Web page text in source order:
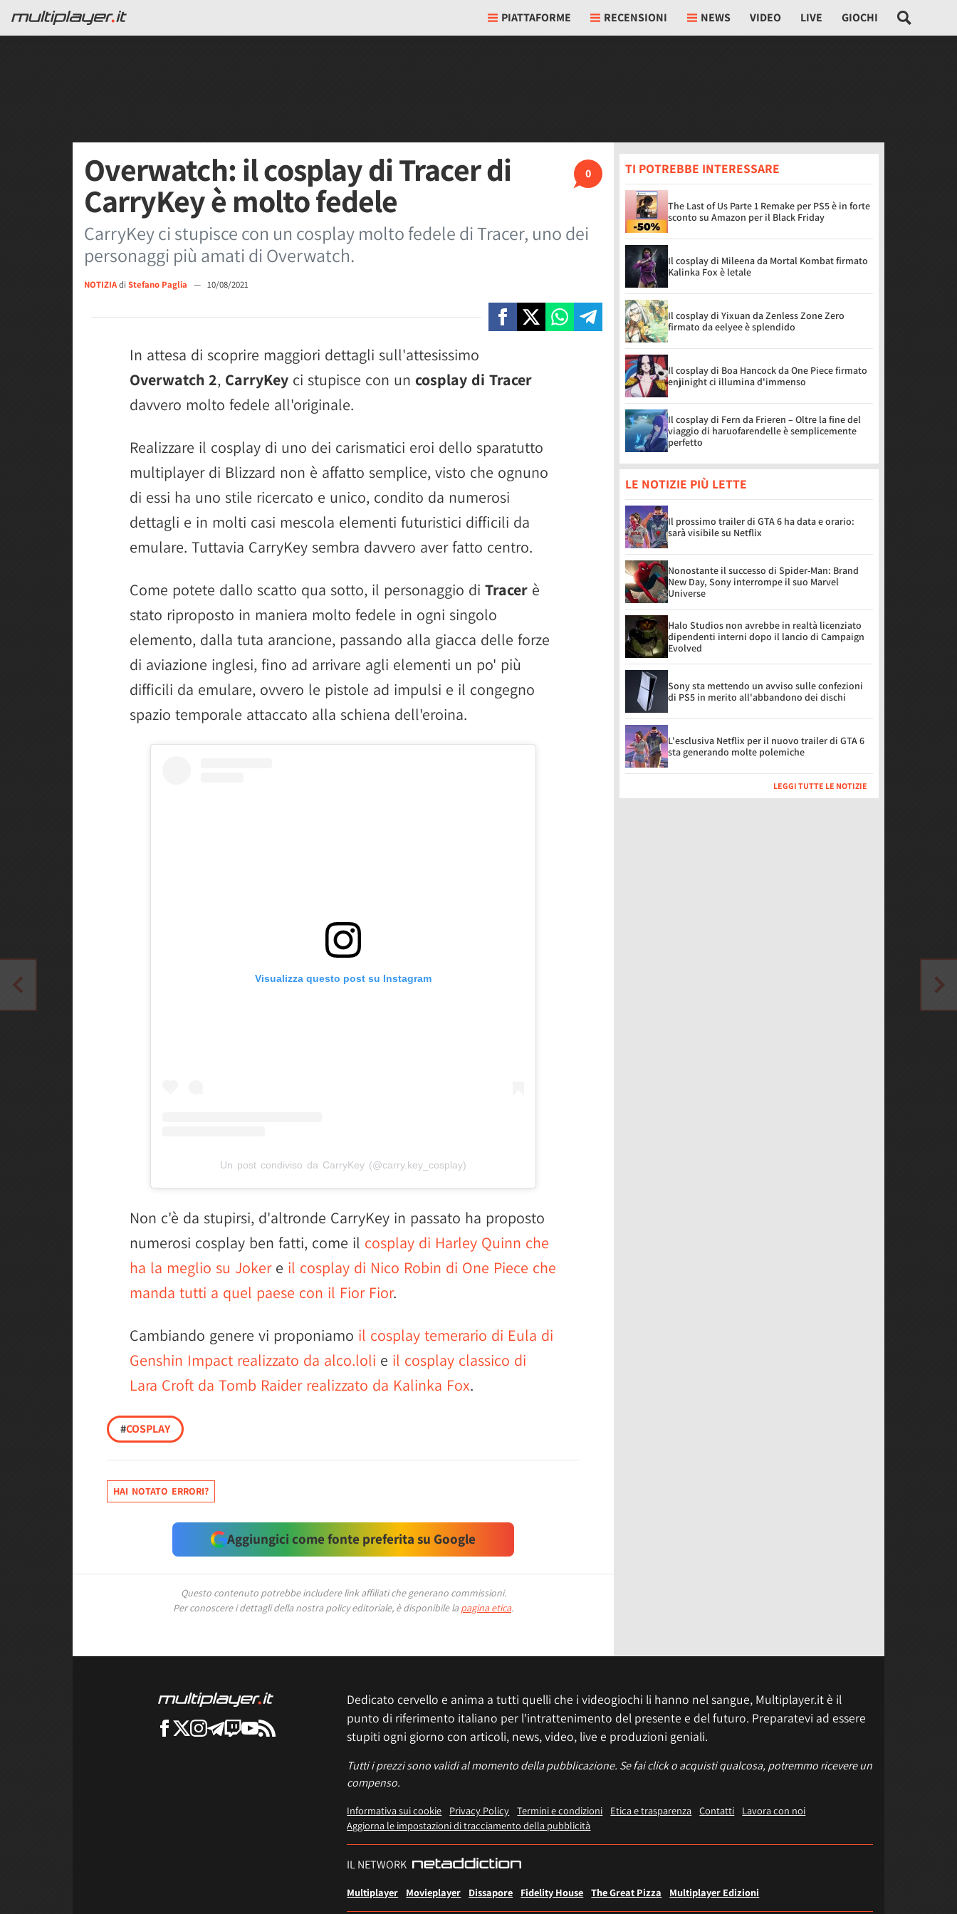
PIATTAFORME RECENSIONI NEWS VIDEO LIVE GIOCHI
0
Overwatch: il cosplay di Tracer di
CarryKey è molto fedele
CarryKey ci stupisce con un cosplay molto fedele di Tracer, uno dei
personaggi più amati di Overwatch.
NOTIZIAdi Stefano Paglia — 10/08/2021
In attesa di scoprire maggiori dettagli sull'attesissimo
Overwatch 2, CarryKey ci stupisce con un cosplay di Tracer
davvero molto fedele all'originale.
Realizzare il cosplay di uno dei carismatici eroi dello sparatutto
multiplayer di Blizzard non è affatto semplice, visto che ognuno
di essi ha uno stile ricercato e unico, condito da numerosi
dettagli e in molti casi mescola elementi futuristici difficili da
emulare. Tuttavia CarryKey sembra davvero aver fatto centro.
Come potete dallo scatto qua sotto, il personaggio di Tracer è
stato riproposto in maniera molto fedele in ogni singolo
elemento, dalla tuta arancione, passando alla giacca delle forze
di aviazione inglesi, fino ad arrivare agli elementi un po' più
difficili da emulare, ovvero le pistole ad impulsi e il congegno
spazio temporale attaccato alla schiena dell'eroina.
Visualizza questo post su Instagram
Un post condiviso da CarryKey (@carry.key_cosplay)
Non c'è da stupirsi, d'altronde CarryKey in passato ha proposto
numerosi cosplay ben fatti, come il cosplay di Harley Quinn che
ha la meglio su Jokere il cosplay di Nico Robin di One Piece che
manda tutti a quel paese con il Fior Fior.
Cambiando genere vi proponiamo il cosplay temerario di Eula di
Genshin Impact realizzato da alco.loli e il cosplay classico di
Lara Croft da Tomb Raider realizzato da Kalinka Fox.
#COSPLAY
HAI NOTATO ERRORI?
Aggiungici come fonte preferita su Google
Questo contenuto potrebbe includere link affiliati che generano commissioni.
Per conoscere i dettagli della nostra policy editoriale, è disponibile la pagina etica.
TI POTREBBE INTERESSARE
The Last of Us Parte 1 Remake per PS5 è in forte
sconto su Amazon per il Black Friday
Il cosplay di Mileena da Mortal Kombat firmato
Kalinka Fox è letale
Il cosplay di Yixuan da Zenless Zone Zero
firmato da eelyee è splendido
Il cosplay di Boa Hancock da One Piece firmato
enjinight ci illumina d'immenso
Il cosplay di Fern da Frieren – Oltre la fine del
viaggio di haruofarendelle è semplicemente
perfetto
LE NOTIZIE PIÙ LETTE
Il prossimo trailer di GTA 6 ha data e orario:
sarà visibile su Netflix
Nonostante il successo di Spider-Man: Brand
New Day, Sony interrompe il suo Marvel
Universe
Halo Studios non avrebbe in realtà licenziato
dipendenti interni dopo il lancio di Campaign
Evolved
Sony sta mettendo un avviso sulle confezioni
di PS5 in merito all'abbandono dei dischi
L'esclusiva Netflix per il nuovo trailer di GTA 6
sta generando molte polemiche
LEGGI TUTTE LE NOTIZIE
Dedicato cervello e anima a tutti quelli che i videogiochi li hanno nel sangue, Multiplayer.it è il
punto di riferimento italiano per l'intrattenimento del presente e del futuro. Preparatevi ad essere
stupiti ogni giorno con articoli, news, video, live e produzioni geniali.
Tutti i prezzi sono validi al momento della pubblicazione. Se fai click o acquisti qualcosa, potremmo ricevere un
compenso.
Informativa sui cookie Privacy Policy Termini e condizioni Etica e trasparenza Contatti
Lavora con noi
Aggiorna le impostazioni di tracciamento della pubblicità
IL NETWORK
Multiplayer Movieplayer Dissapore Fidelity House The Great Pizza Multiplayer Edizioni